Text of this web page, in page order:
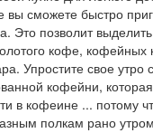
вы сможете быстро
Это позволит
кофе, кофейных
Упростите свое
кофейни,
в кофеине ... потому
полкам рано